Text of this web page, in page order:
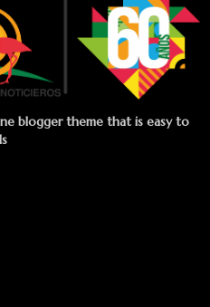
blogger theme that is easy to